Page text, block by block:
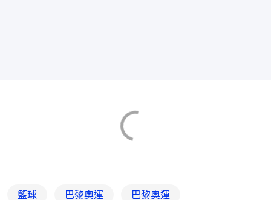
籃球 巴黎奧運 巴黎奧運